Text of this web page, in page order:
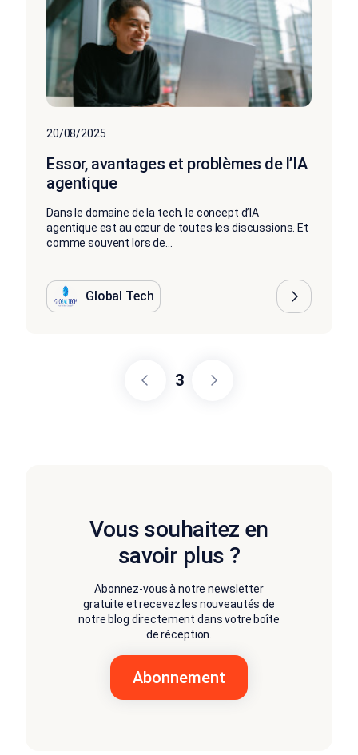
20/08/2025
Essor, avantages et problèmes de l’IA
agentique
Dans le domaine de la tech, le concept d’IA
agentique est au cœur de toutes les discussions. Et
comme souvent lors de...
Global Tech
3
Vous souhaitez en
savoir plus ?
Abonnez-vous à notre newsletter
gratuite et recevez les nouveautés de
notre blog directement dans votre boîte
de réception.